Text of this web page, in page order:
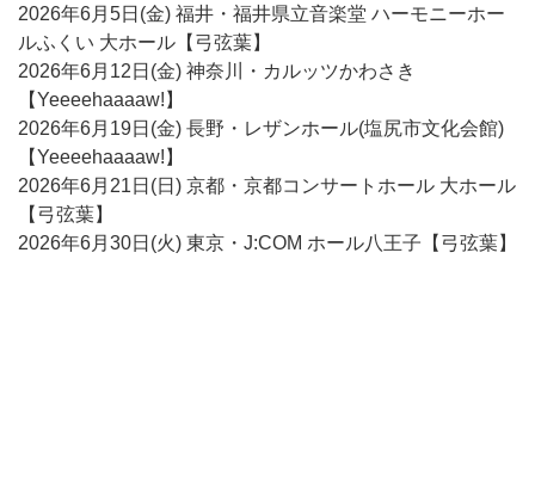
2026年6月5日(金) 福井・福井県立音楽堂 ハーモニーホー
ルふくい 大ホール【弓弦葉】
2026年6月12日(金) 神奈川・カルッツかわさき
【Yeeeehaaaaw!】
2026年6月19日(金) 長野・レザンホール(塩尻市文化会館)
【Yeeeehaaaaw!】
2026年6月21日(日) 京都・京都コンサートホール 大ホール
【弓弦葉】
2026年6月30日(火) 東京・J:COM ホール八王子【弓弦葉】